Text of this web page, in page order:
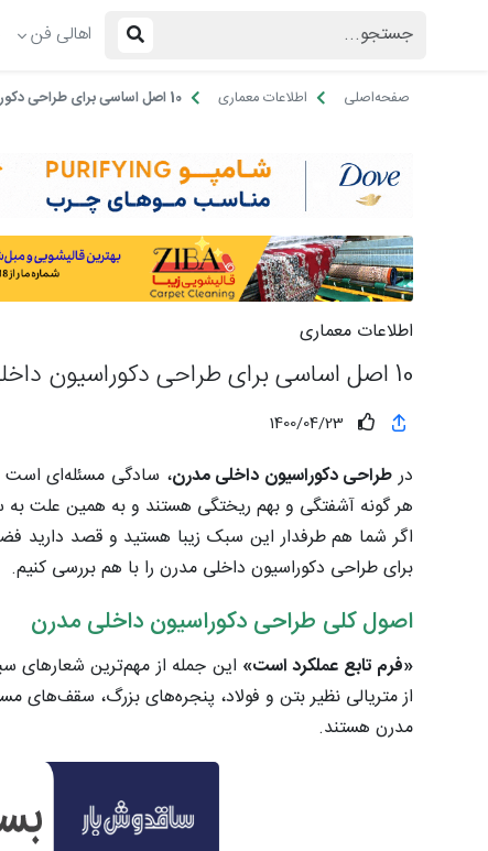
اهالی فن
صفحه‌اصلی اطلاعات معماری 10 اصل اساسی برای طراحی دکوراسیون داخلی مدرن
اطلاعات معماری
10 اصل اساسی برای طراحی دکوراسیون داخلی مدرن
1400/04/23
درطراحی دکوراسیون داخلی مدرن، سادگی مسئله‌ای
هر گونه آشفتگی و بهم ریختگی هستند و به همین علت
برای طراحی دکوراسیون داخلی مدرن را با هم بررسی کنیم.
اصول کلی طراحی دکوراسیون داخلی مدرن
«فرم تابع عملکرد است» این جمله از مهم‌ترین شعارهای
از متریالی نظیر بتن و فولاد، پنجره‌های بزرگ، سقف‌های
مدرن هستند.